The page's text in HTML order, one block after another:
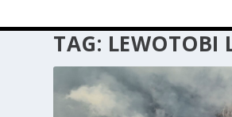
TAG: LEWOTOBI